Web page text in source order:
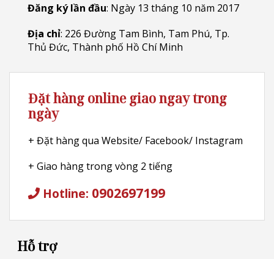
Đăng ký lần đầu: Ngày 13 tháng 10 năm 2017
Địa chỉ: 226 Đường Tam Bình, Tam Phú, Tp.
Thủ Đức, Thành phố Hồ Chí Minh
Đặt hàng online giao ngay trong
ngày
+ Đặt hàng qua Website/ Facebook/ Instagram
+ Giao hàng trong vòng 2 tiếng
Hotline: 0902697199
Hỗ trợ